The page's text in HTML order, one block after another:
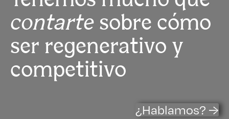
contarte sobre cómo
ser regenerativo y
competitivo
¿Hablamos? →